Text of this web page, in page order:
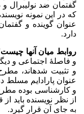
گفتمان ضد نولیبرال
که در این نمونه
عنوان گوینده و
دارد.
روابط میان آنها
و فاصلۀ اجتماعی و
و تثبیت شده­اند،
و کارشناسی بوده
از نظر نویسنده باید
به جای آن قرار گیرد.